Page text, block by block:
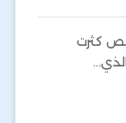
كثرت